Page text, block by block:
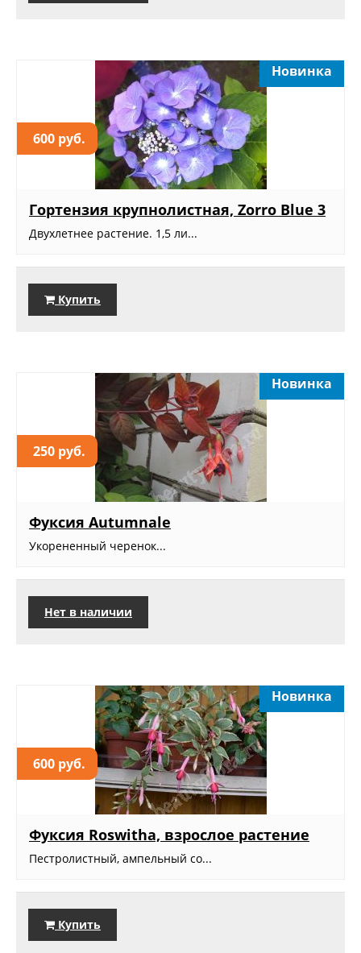
600 руб.
Новинка
Гортензия крупнолистная, Zorro Blue 3
Двухлетнее растение. 1,5 ли...
Купить
250 руб.
Новинка
Фуксия Autumnale
Укорененный черенок...
Нет в наличии
600 руб.
Новинка
Фуксия Roswitha, взрослое растение
Пестролистный, ампельный со...
Купить